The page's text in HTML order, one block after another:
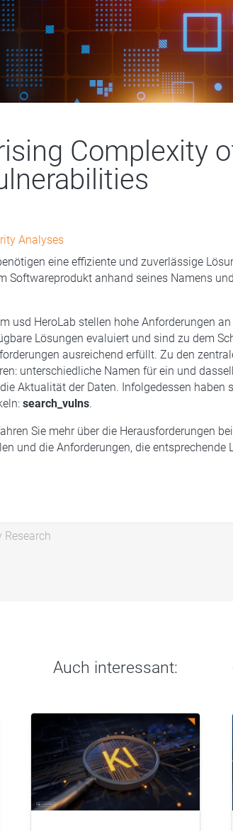
Complexity
Analyses
eine effiziente und zuverlässige
Softwareprodukt anhand seines Namens
usd HeroLab stellen hohe Anforderungen
Lösungen evaluiert und sind zu dem
ausreichend erfüllt. Zu den
unterschiedliche Namen für ein und
Aktualität der Daten. Infolgedessen haben
search_vulns.
Sie mehr über die Herausforderungen
und die Anforderungen, die entsprechende
Research
Auch interessant: